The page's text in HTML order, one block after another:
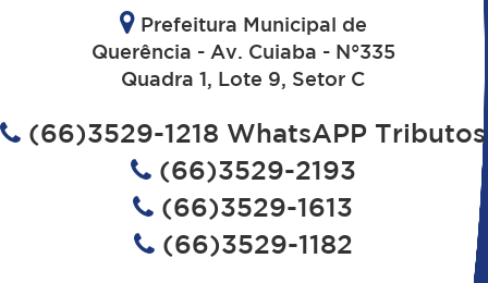
Prefeitura Municipal de
Querência - Av. Cuiaba - N°335
Quadra 1, Lote 9, Setor C
(66)3529-1218 WhatsAPP Tributos
(66)3529-2193
(66)3529-1613
(66)3529-1182